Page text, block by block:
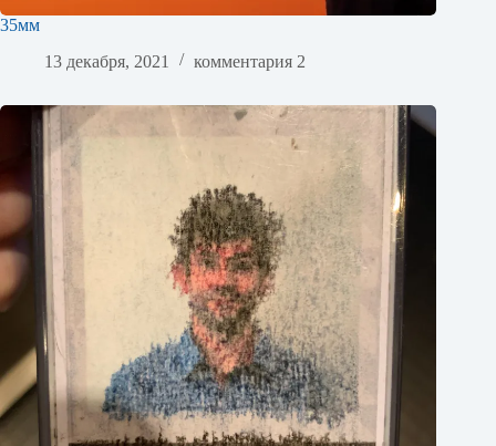
35мм
13 декабря, 2021
комментария 2